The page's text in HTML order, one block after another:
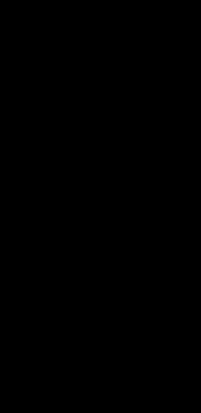
качественно.
вернусь
и понятно.